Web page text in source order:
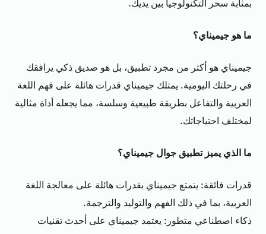
بمثابة سحر التكنولوجيا بين يديك.
ما هو جيميناي؟
جيميناي هو أكثر من مجرد تطبيق، بل هو صديق ذكي يرافقك
في رحلتك اليومية. يمتلك جيميناي قدرات هائلة على فهم اللغة
العربية والتفاعل بطريقة طبيعية وسلسة، مما يجعله أداة مثالية
لمختلف احتياجاتك.
ما الذي يميز تطبيق جوال جيميناي؟
قدرات فائقة: يتمتع جيميناي بقدرات هائلة على معالجة اللغة
العربية، بما في ذلك الفهم والتوليد والترجمة.
ذكاء اصطناعي متطور: يعتمد جيميناي على أحدث تقنيات